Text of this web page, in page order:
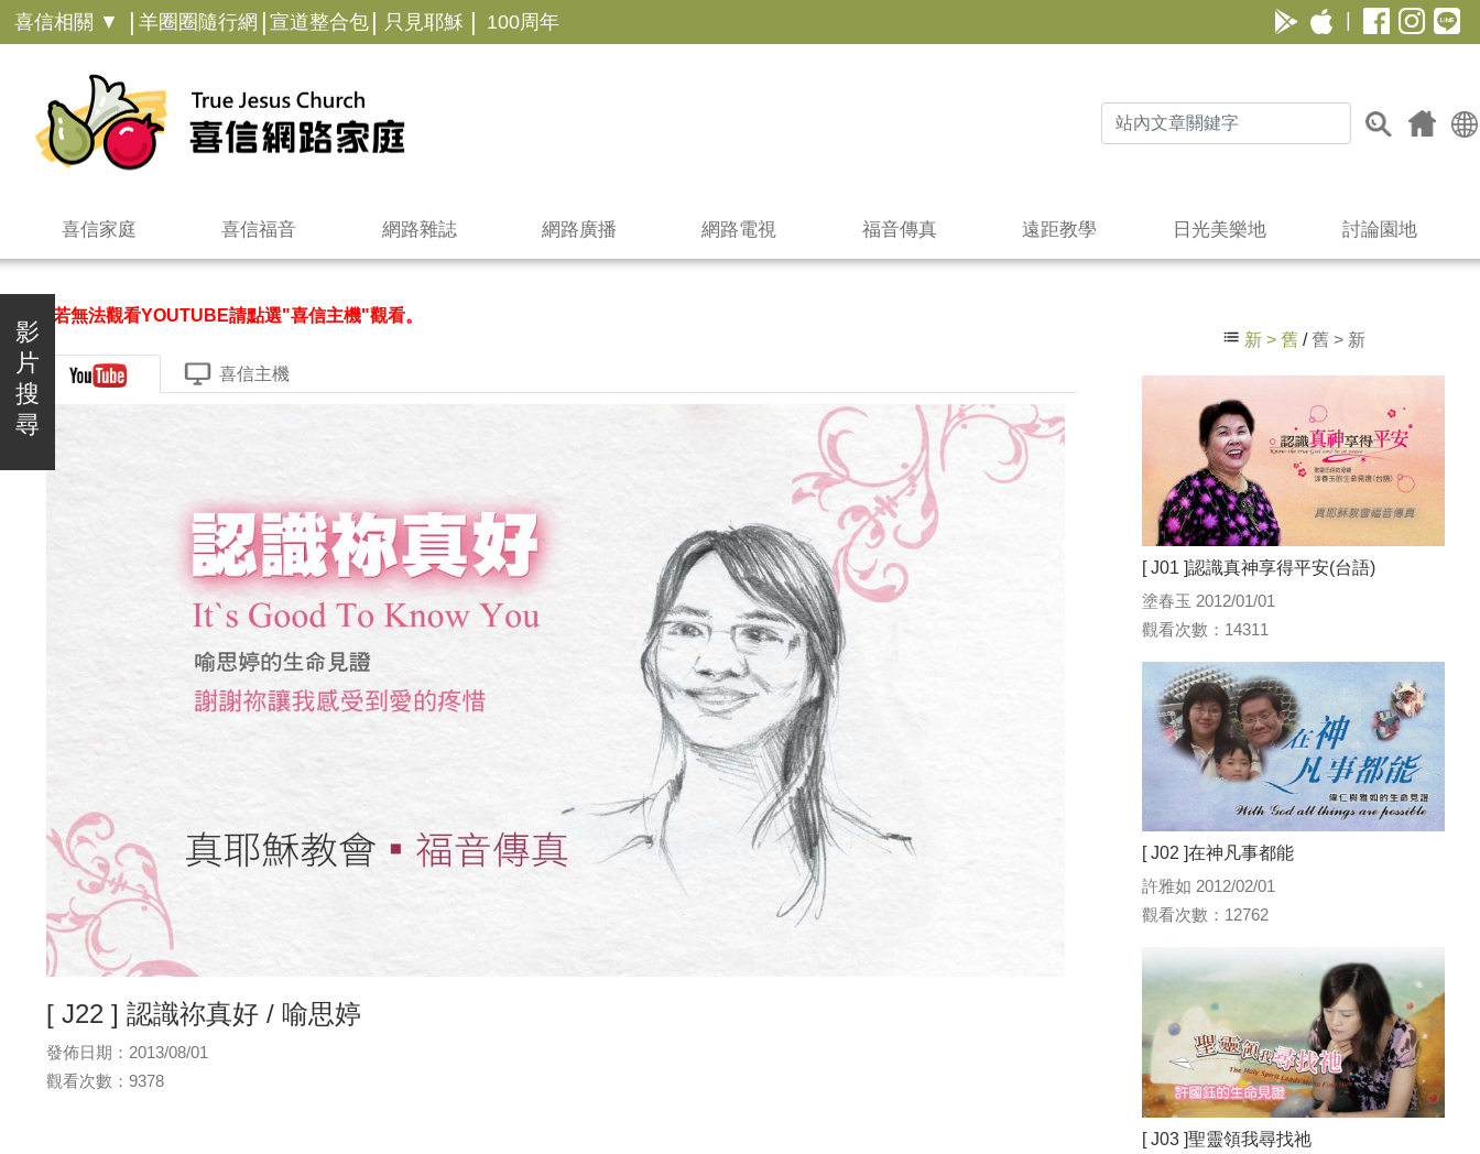
喜信相關 ▼ | 羊圈圈隨行網 | 宣道整合包 | 只見耶穌 | 100周年
喜信家庭 喜信福音 網路雜誌 網路廣播 網路電視 福音傳真 遠距教學 日光美樂地 討論園地
影
片
搜
尋
＊若無法觀看YOUTUBE請點選"喜信主機"觀看。
喜信主機
[ J22 ] 認識祢真好 / 喻思婷
發佈日期：2013/08/01
觀看次數：9378
新 > 舊/舊 > 新
[ J01 ]認識真神享得平安(台語)
塗春玉 2012/01/01
觀看次數：14311
[ J02 ]在神凡事都能
許雅如 2012/02/01
觀看次數：12762
[ J03 ]聖靈領我尋找祂